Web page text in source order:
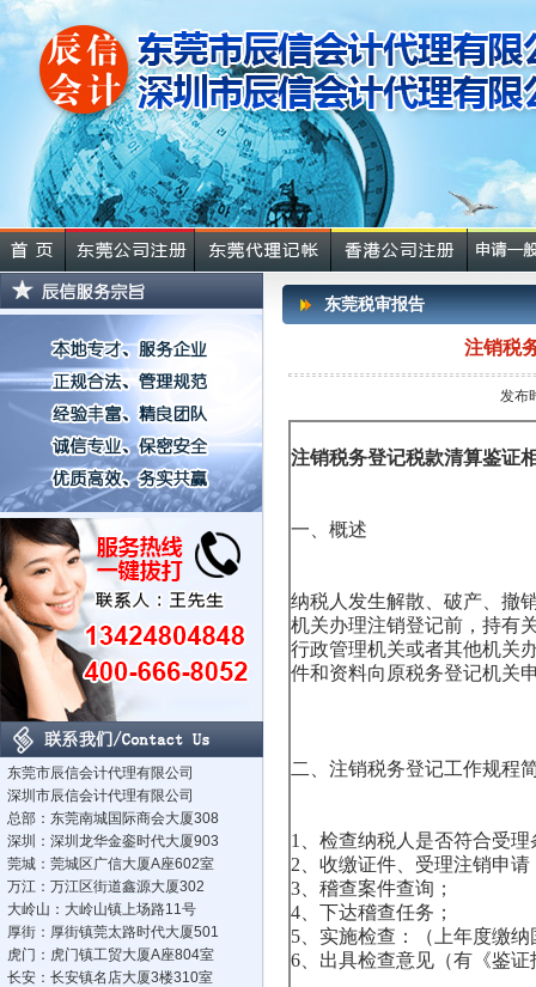
东莞市辰信会计代理有限公司
深圳市辰信会计代理有限公司
总部：东莞南城国际商会大厦308
深圳：深圳龙华金銮时代大厦903
莞城：莞城区广信大厦A座602室
万江：万江区街道鑫源大厦302
大岭山：大岭山镇上场路11号
厚街：厚街镇莞太路时代大厦501
虎门：虎门镇工贸大厦A座804室
长安：长安镇名店大厦3楼310室
东莞税审报告
注销税
发布
注销税务登记税款清算鉴证
一、 概述
纳税人发生解散、破产、撤
机关办理注销登记前，持有
行政管理机关或者其他机关
件和资料向原税务登记机关
二、 注销税务登记工作规程
1、检查纳税人是否符合受理
2、收缴证件、受理注销申请
3、稽查案件查询；
4、下达稽查任务；
5、实施检查：（上年度缴
6、出具检查意见（有《鉴